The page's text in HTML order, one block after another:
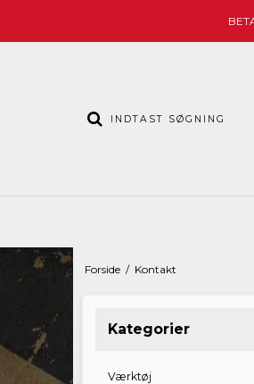
Forside / Kontakt
Kategorier
Værktøj